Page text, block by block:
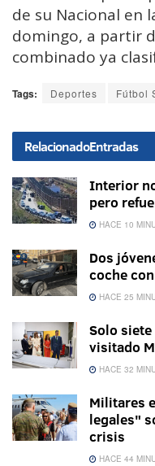
de su Nacional en
domingo, a partir
combinado ya
Tags: Deportes Fútbol
RelacionadoEntradas
Interior
pero
HACE 10
Dos
coche
HACE 25
Solo
visitado
HACE 32
Militares
legales"
crisis
HACE 44